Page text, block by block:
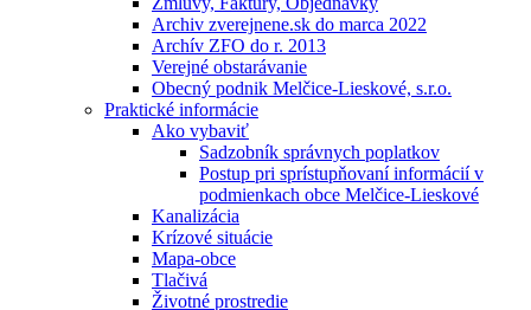
Archiv zverejnene.sk do marca 2022
Archív ZFO do r. 2013
Verejné obstarávanie
Obecný podnik Melčice-Lieskové, s.r.o.
Praktické informácie
Ako vybaviť
Sadzobník správnych poplatkov
Postup pri sprístupňovaní informácií v
podmienkach obce Melčice-Lieskové
Kanalizácia
Krízové situácie
Mapa-obce
Tlačivá
Životné prostredie